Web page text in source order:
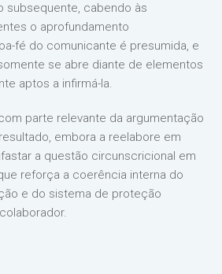
subsequente, cabendo às
o aprofundamento
fé do comunicante é presumida, e
se abre diante de elementos
aptos a infirmá-la.
parte relevante da argumentação
embora a reelabore em
a questão circunscricional em
reforça a coerência interna do
e do sistema de proteção